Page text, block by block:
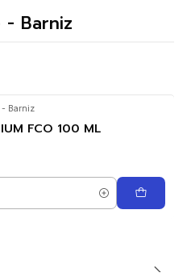
Barniz
- Barniz
FCO 100 ML